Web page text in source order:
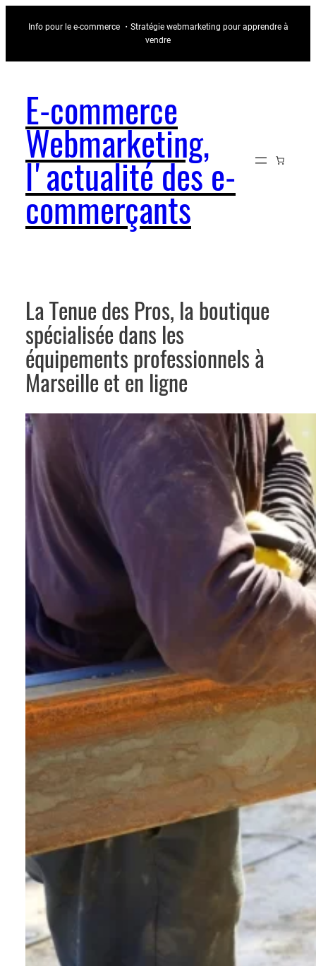
Info pour le e-commerce ・Stratégie webmarketing pour apprendre à
vendre
E-commerce
Webmarketing,
l'actualité des e-
commerçants
La Tenue des Pros, la boutique
spécialisée dans les
équipements professionnels à
Marseille et en ligne